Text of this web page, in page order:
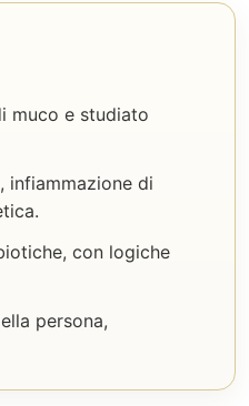
muco e studiato
infiammazione di
con logiche
persona,